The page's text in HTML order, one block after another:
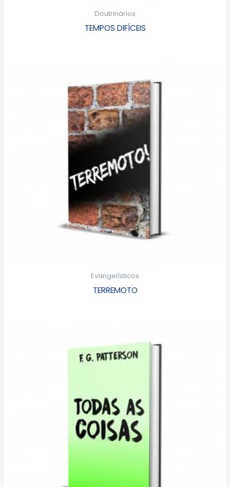
Doutrinários
TEMPOS DIFÍCEIS
Evangelísticos
TERREMOTO